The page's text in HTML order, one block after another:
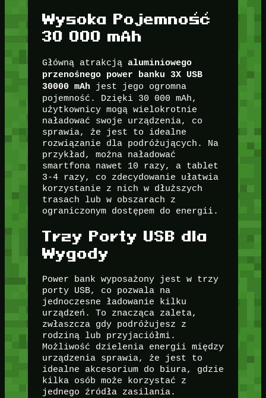
Wysoka Pojemność
30 000 mAh
Główną atrakcją aluminiowego
przenośnego power banku 3X USB
30000 mAh jest jego ogromna
pojemność. Dzięki 30 000 mAh,
użytkownicy mogą wielokrotnie
naładować swoje urządzenia, co
sprawia, że jest to idealne
rozwiązanie dla podróżujących. Na
przykład, można naładować
smartfona nawet 10 razy, a tablet
3-4 razy, co zdecydowanie ułatwia
korzystanie z nich w dłuższych
trasach lub w obszarach z
ograniczonym dostępem do energii.
Trzy Porty USB dla
Wygody
Power bank wyposażony jest w trzy
porty USB, co pozwala na
jednoczesne ładowanie kilku
urządzeń. To znacząca zaleta,
zwłaszcza gdy podróżujesz z
rodziną lub przyjaciółmi.
Możliwość dzielenia energii między
urządzenia sprawia, że jest to
idealne akcesorium do biura, gdzie
kilka osób może korzystać z
jednego źródła zasilania.